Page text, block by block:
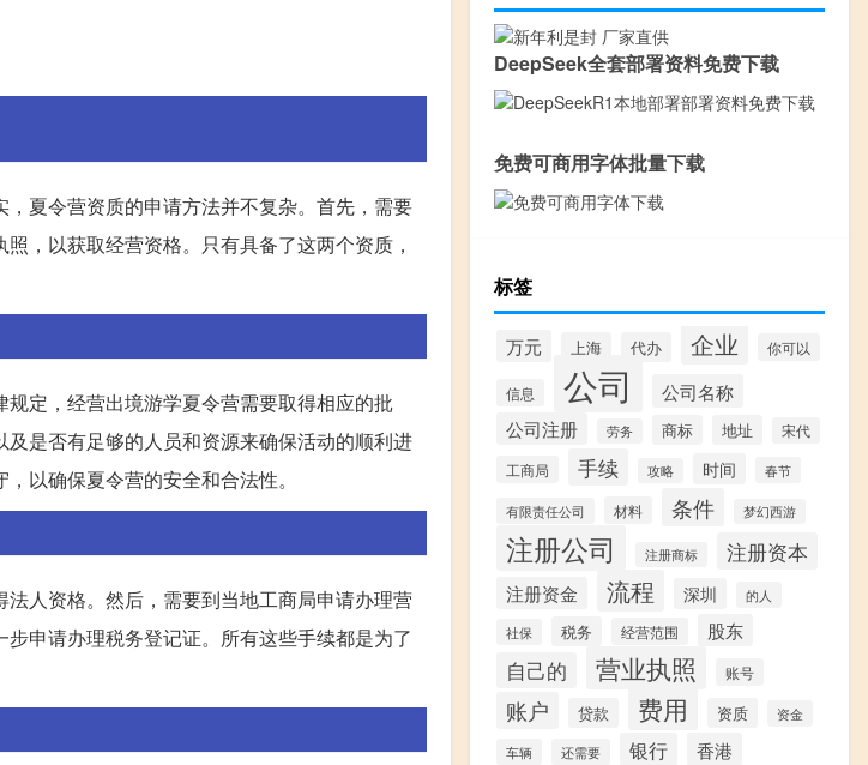
夏令营资质的申请方法并不复杂。首先，需要
，以获取经营资格。只有具备了这两个资质，
定，经营出境游学夏令营需要取得相应的批
是否有足够的人员和资源来确保活动的顺利进
以确保夏令营的安全和合法性。
人资格。然后，需要到当地工商局申请办理营
申请办理税务登记证。所有这些手续都是为了
DeepSeek全套部署资料免费下载
免费可商用字体批量下载
标签
万元 上海 代办 企业 你可以
信息 公司 公司名称
公司注册 劳务 商标 地址 宋代
工商局 手续 攻略 时间 春节
有限责任公司 材料 条件 梦幻西游
注册公司 注册商标 注册资本
注册资金 流程 深圳
的人
社保
税务 经营范围 股东
自己的 营业执照 账号
账户 贷款 费用 资质
资金
车辆
还需要 银行 香港